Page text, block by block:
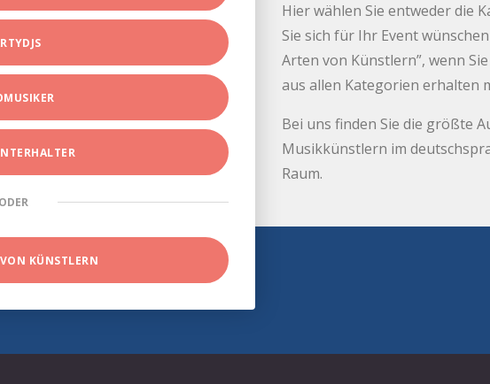
ODER
KÜNSTLERN
Hier wählen Sie entweder die
Sie sich für Ihr Event
Arten von Künstlern”, wenn
aus allen Kategorien erhalten
Bei uns finden Sie die größte
Musikkünstlern im
Raum.